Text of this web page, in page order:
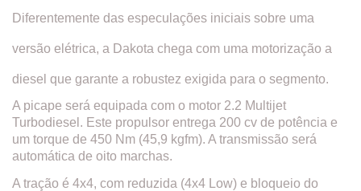
Diferentemente das especulações iniciais sobre uma
versão elétrica, a Dakota chega com uma motorização a
diesel que garante a robustez exigida para o segmento.
A picape será equipada com o motor 2.2 Multijet
Turbodiesel. Este propulsor entrega 200 cv de potência e
um torque de 450 Nm (45,9 kgfm). A transmissão será
automática de oito marchas.
A tração é 4x4, com reduzida (4x4 Low) e bloqueio do